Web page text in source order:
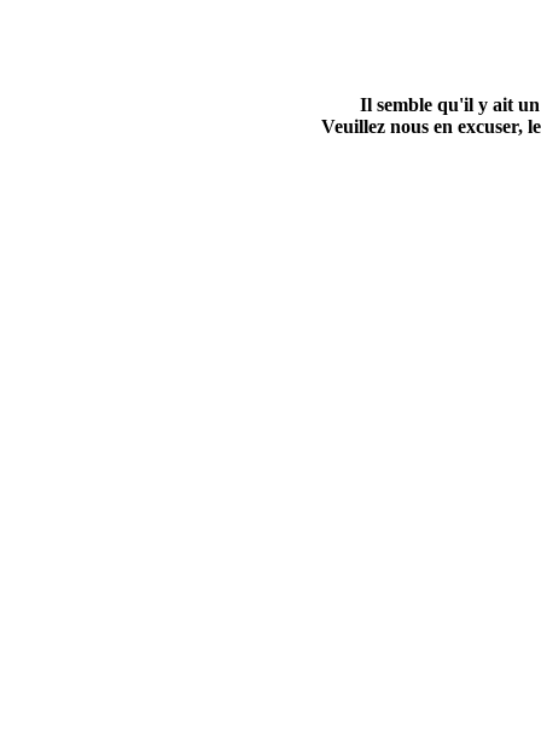
Il semble qu'il y ait
Veuillez nous en excuser,